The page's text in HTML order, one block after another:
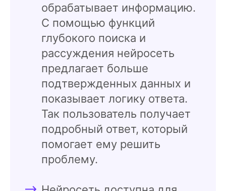
обрабатывает информацию.
С помощью функций
глубокого поиска и
рассуждения нейросеть
предлагает больше
подтвержденных данных и
показывает логику ответа.
Так пользователь получает
подробный ответ, который
помогает ему решить
проблему.